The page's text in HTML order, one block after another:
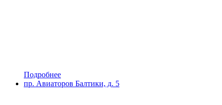
Подробнее
пр. Авиаторов Балтики, д. 5